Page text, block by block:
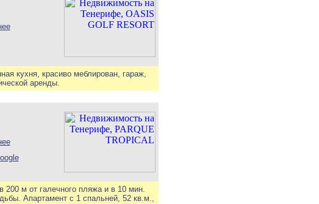
кухня, красиво меблирован, гараж,
аренды.
200 м от галечного пляжа и в 10 мин.
Апартамент с 1 спальней, 52 кв.м.,